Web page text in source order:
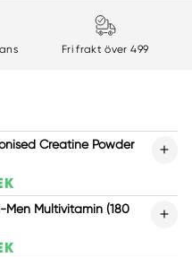
Fri frakt över 499
Creatine Powder
Multivitamin (180